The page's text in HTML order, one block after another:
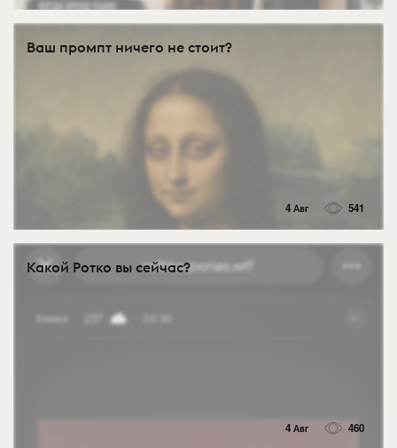
Ваш промпт ничего не стоит?
4 Авг 541
Какой Ротко вы сейчас?
4 Авг 460